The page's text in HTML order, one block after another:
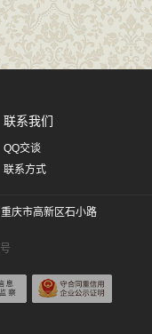
联系我们
QQ交谈
联系方式
庆市高新区石小路